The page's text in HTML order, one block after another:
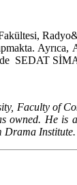
SEDAT
Faculty of
owned. He is
Drama